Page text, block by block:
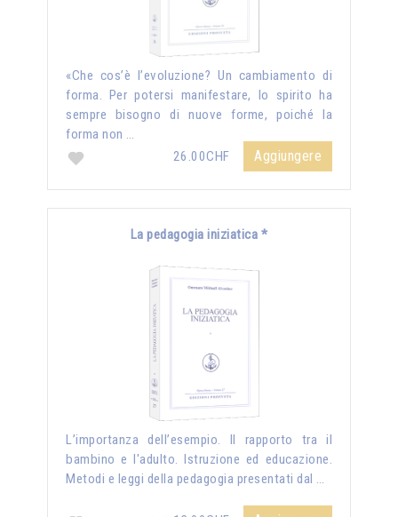
«Che cos’è l’evoluzione? Un cambiamento di
forma. Per potersi manifestare, lo spirito ha
sempre bisogno di nuove forme, poiché la
forma non …
26.00CHF
Aggiungere
La pedagogia iniziatica *
L’importanza dell’esempio. Il rapporto tra il
bambino e l'adulto. Istruzione ed educazione.
Metodi e leggi della pedagogia presentati dal …